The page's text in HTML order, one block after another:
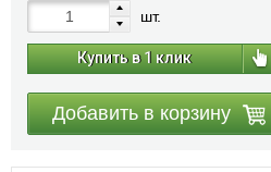
шт.
Купить в 1 клик
Добавить в корзину